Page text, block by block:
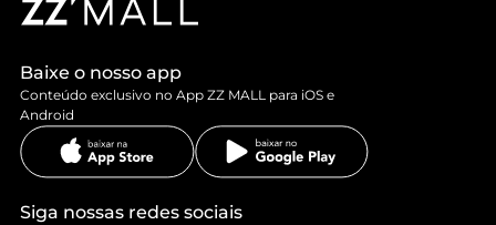
Baixe o nosso app
Conteúdo exclusivo no App ZZ MALL para iOS e
Android
Siga nossas redes sociais